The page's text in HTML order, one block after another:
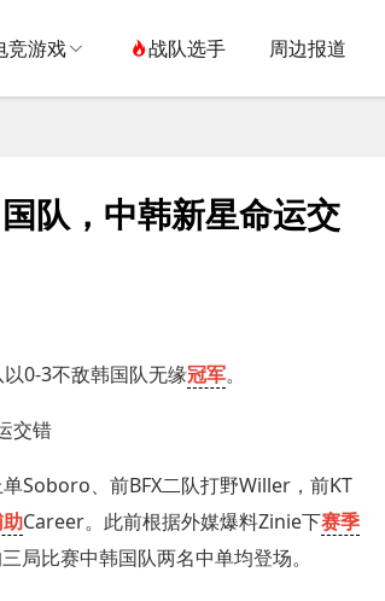
竞游戏 战队选手 周边报道
队，中韩新星命运交
0-3不敌韩国队无缘冠军。
Soboro、前BFX二队打野Willer，前KT
Career。此前根据外媒爆料Zinie下赛季
局比赛中韩国队两名中单均登场。